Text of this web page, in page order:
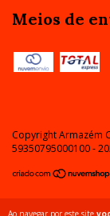
Ao navegar por este site
Meios de
Copyright Armazém
59350795000100 -